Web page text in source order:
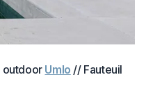
outdoor Umlo // Fauteuil